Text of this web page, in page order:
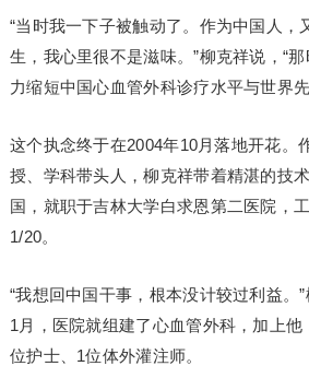
“当时我一下子被触动了。作为中国人，
生，我心里很不是滋味。”柳克祥说，“
力缩短中国心血管外科诊疗水平与世界
这个执念终于在2004年10月落地开花。
授、学科带头人，柳克祥带着精湛的技
国，就职于吉林大学白求恩第二医院，
1/20。
“我想回中国干事，根本没计较过利益。
1月，医院就组建了心血管外科，加上
位护士、1位体外灌注师。